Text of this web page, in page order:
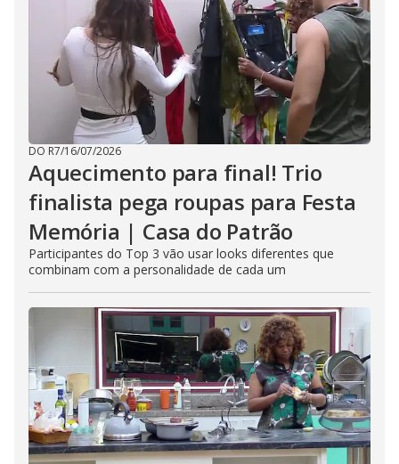
DO R7/16/07/2026
Aquecimento para final! Trio
finalista pega roupas para Festa
Memória | Casa do Patrão
Participantes do Top 3 vão usar looks diferentes que
combinam com a personalidade de cada um